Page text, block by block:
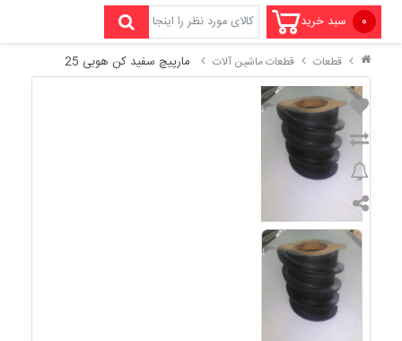
۰ سبد خرید
قطعات قطعات ماشین آلات مارپیچ سفید کن هوبی 25